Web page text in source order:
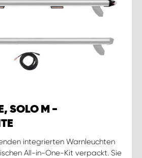
SOLO M -
integrierten Warnleuchten
All-in-One-Kit verpackt. Sie